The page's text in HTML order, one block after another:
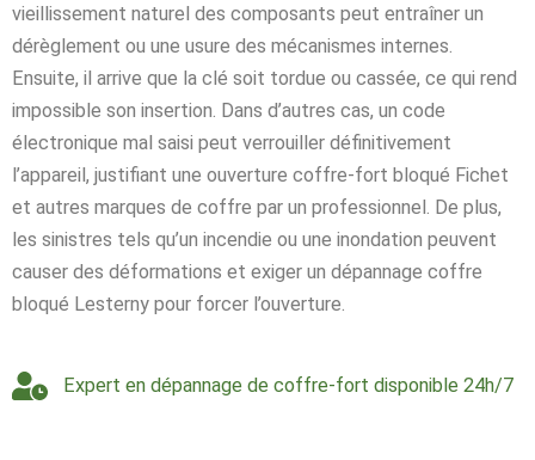
vieillissement naturel des composants peut entraîner un
dérèglement ou une usure des mécanismes internes.
Ensuite, il arrive que la clé soit tordue ou cassée, ce qui rend
impossible son insertion. Dans d’autres cas, un code
électronique mal saisi peut verrouiller définitivement
l’appareil, justifiant une ouverture coffre-fort bloqué Fichet
et autres marques de coffre par un professionnel. De plus,
les sinistres tels qu’un incendie ou une inondation peuvent
causer des déformations et exiger un dépannage coffre
bloqué Lesterny pour forcer l’ouverture.
Expert en dépannage de coffre-fort disponible 24h/7